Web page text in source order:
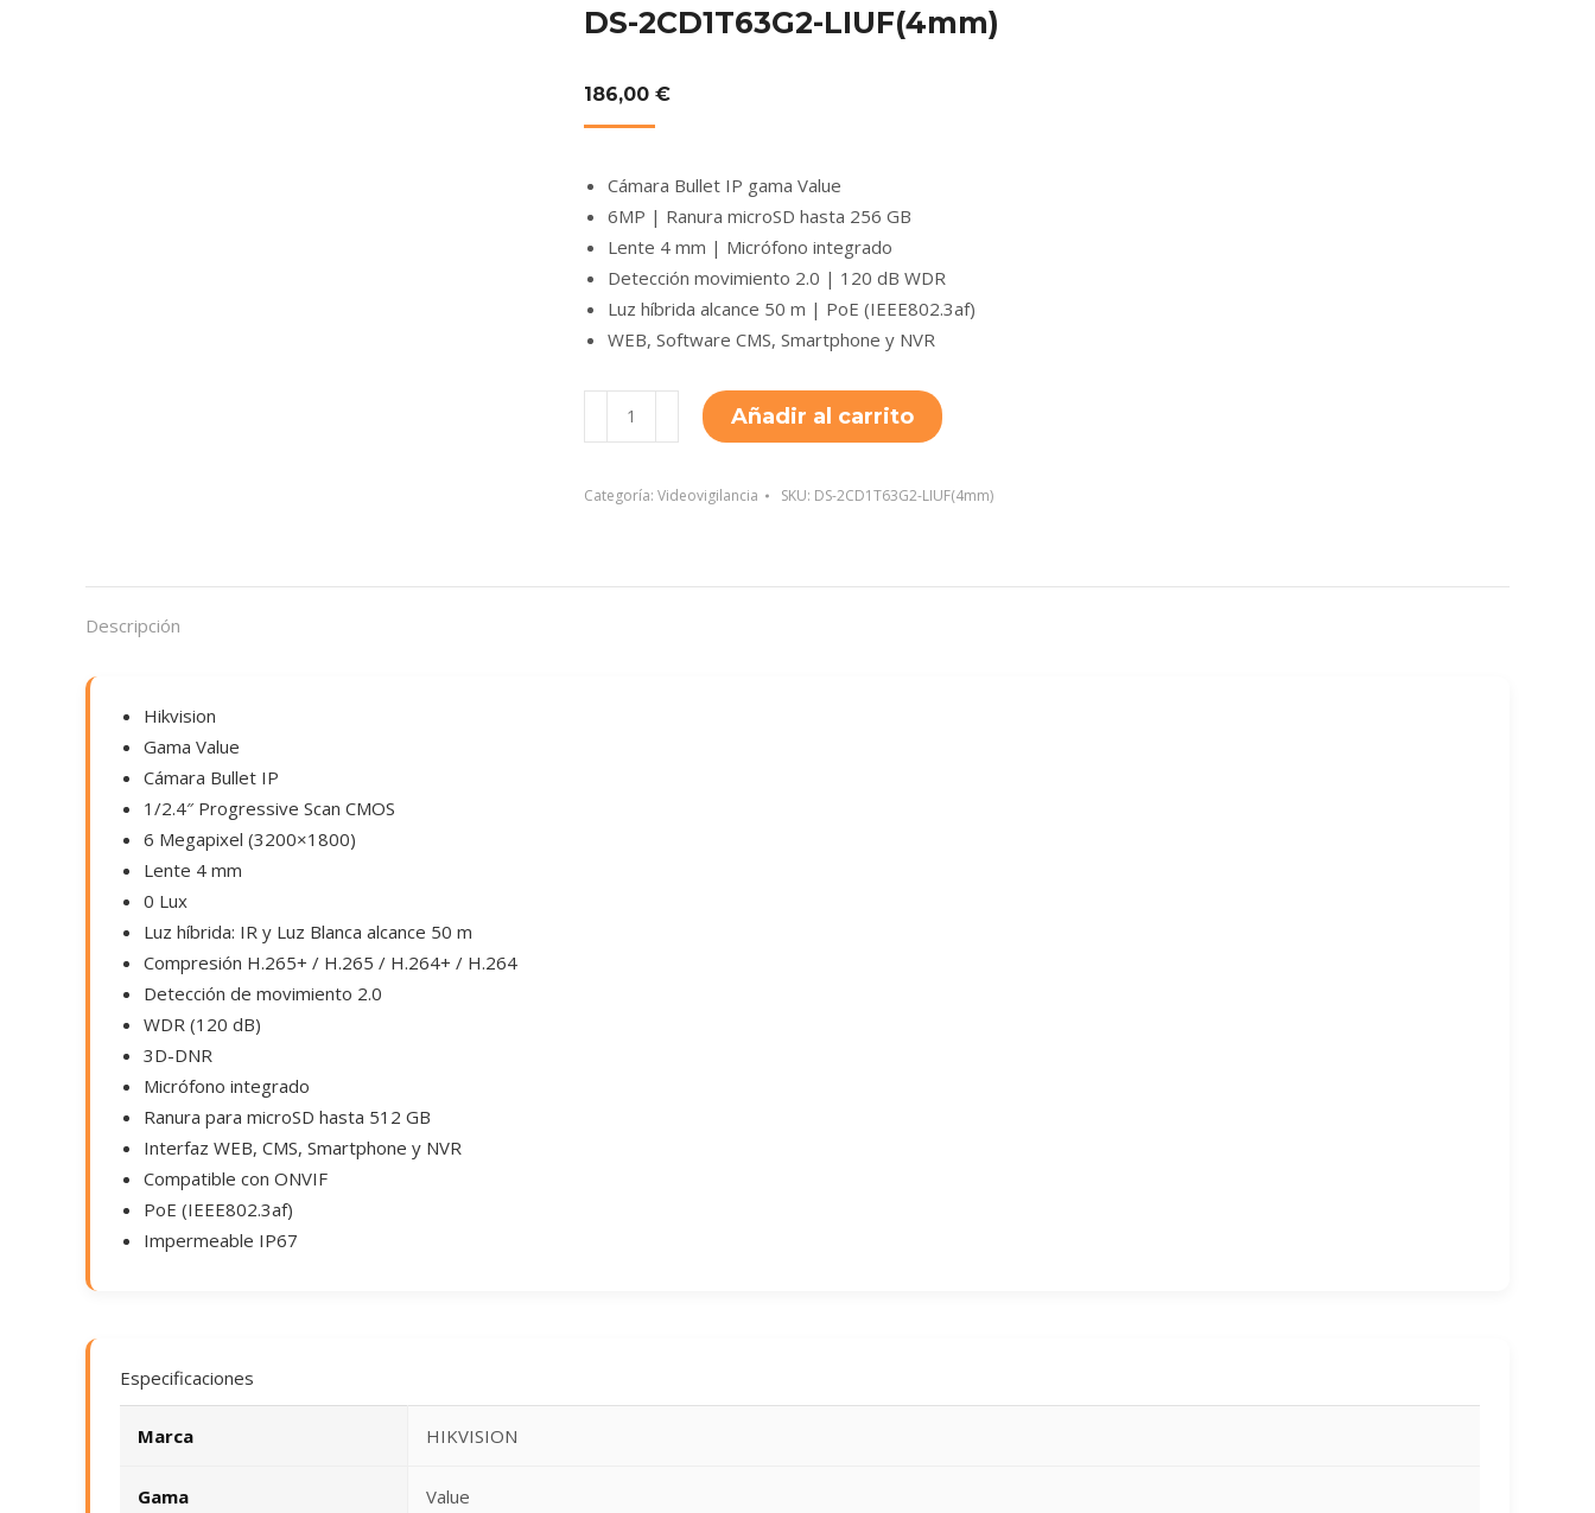
DS-2CD1T63G2-LIUF(4mm)
186,00 €
Cámara Bullet IP gama Value
6MP | Ranura microSD hasta 256 GB
Lente 4 mm | Micrófono integrado
Detección movimiento 2.0 | 120 dB WDR
Luz híbrida alcance 50 m | PoE (IEEE802.3af)
WEB, Software CMS, Smartphone y NVR
2CD1T63G2-
cantidad
Añadir al carrito
Categoría: Videovigilancia SKU: DS-2CD1T63G2-LIUF(4mm)
Descripción
Hikvision
Gama Value
Cámara Bullet IP
1/2.4″ Progressive Scan CMOS
6 Megapixel (3200×1800)
Lente 4 mm
0 Lux
Luz híbrida: IR y Luz Blanca alcance 50 m
Compresión H.265+ / H.265 / H.264+ / H.264
Detección de movimiento 2.0
WDR (120 dB)
3D-DNR
Micrófono integrado
Ranura para microSD hasta 512 GB
Interfaz WEB, CMS, Smartphone y NVR
Compatible con ONVIF
PoE (IEEE802.3af)
Impermeable IP67
Especificaciones
Marca HIKVISION
Gama Value